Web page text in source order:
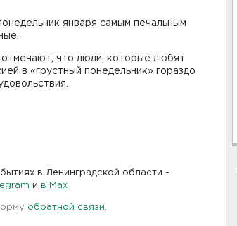
января самым печальным
отмечают, что люди, которые любят
в «грустный понедельник» гораздо
в Ленинградской области -
и в Maх
обратной связи